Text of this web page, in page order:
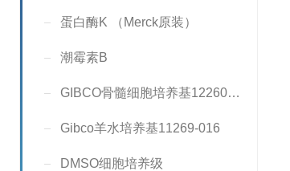
蛋白酶K （Merck原装）
潮霉素B
GIBCO骨髓细胞培养基12260-014
Gibco羊水培养基11269-016
DMSO细胞培养级